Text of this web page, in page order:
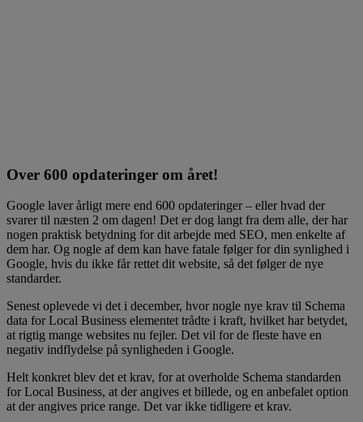
Over 600 opdateringer om året!
Google laver årligt mere end 600 opdateringer – eller hvad der
svarer til næsten 2 om dagen! Det er dog langt fra dem alle, der har
nogen praktisk betydning for dit arbejde med SEO, men enkelte af
dem har. Og nogle af dem kan have fatale følger for din synlighed i
Google, hvis du ikke får rettet dit website, så det følger de nye
standarder.
Senest oplevede vi det i december, hvor nogle nye krav til Schema
data for Local Business elementet trådte i kraft, hvilket har betydet,
at rigtig mange websites nu fejler. Det vil for de fleste have en
negativ indflydelse på synligheden i Google.
Helt konkret blev det et krav, for at overholde Schema standarden
for Local Business, at der angives et billede, og en anbefalet option
at der angives price range. Det var ikke tidligere et krav.